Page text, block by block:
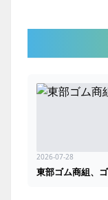
2026-07-28
東部ゴム商組、